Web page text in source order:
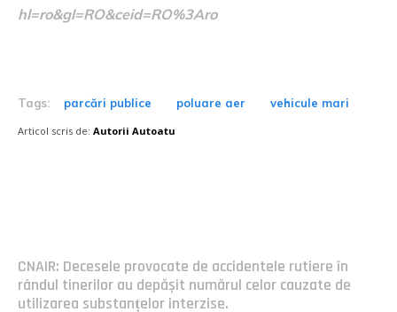
hl=ro&gl=RO&ceid=RO%3Aro
Tags: parcări publice poluare aer vehicule mari
Articol scris de: Autorii Autoatu
CNAIR: Decesele provocate de accidentele rutiere în
rândul tinerilor au depășit numărul celor cauzate de
utilizarea substanțelor interzise.